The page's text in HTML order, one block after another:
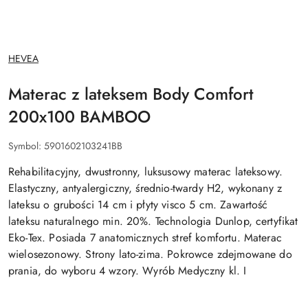
NAZWA
PRODUCENTA:
HEVEA
Materac z lateksem Body Comfort
200x100 BAMBOO
Symbol: 5901602103241BB
Rehabilitacyjny, dwustronny, luksusowy materac lateksowy.
Elastyczny, antyalergiczny, średnio-twardy H2, wykonany z
lateksu o grubości 14 cm i płyty visco 5 cm. Zawartość
lateksu naturalnego min. 20%. Technologia Dunlop, certyfikat
Eko-Tex. Posiada 7 anatomicznych stref komfortu. Materac
wielosezonowy. Strony lato-zima. Pokrowce zdejmowane do
prania, do wyboru 4 wzory. Wyrób Medyczny kl. I